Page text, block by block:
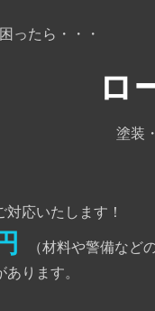
ったら・・・
ロ
塗装
応いたします！
（材料や警備など
ります。